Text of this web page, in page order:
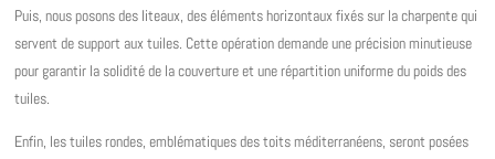
Puis, nous posons des liteaux, des éléments horizontaux fixés sur la charpente qui
servent de support aux tuiles. Cette opération demande une précision minutieuse
pour garantir la solidité de la couverture et une répartition uniforme du poids des
tuiles.
Enfin, les tuiles rondes, emblématiques des toits méditerranéens, seront posées